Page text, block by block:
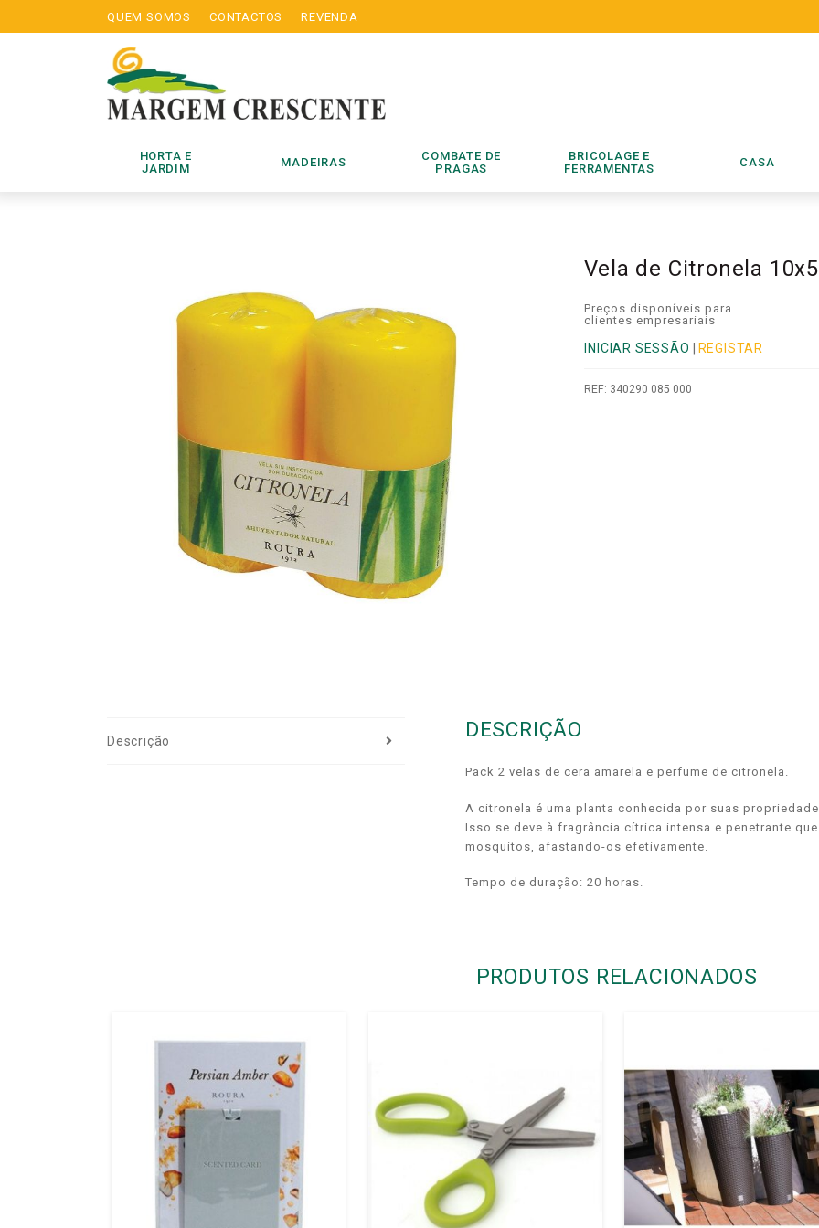
QUEM SOMOS CONTACTOS REVENDA
HORTA E
JARDIM
MADEIRAS
COMBATE DE
PRAGAS
BRICOLAGE E
FERRAMENTAS
CASA
Vela de Citronela
Preços disponíveis para
clientes empresariais
INICIAR SESSÃO REGISTAR
REF: 340290 085 000
Descrição DESCRIÇÃO
Pack 2 velas de cera amarela e perfume de citronela.
A citronela é uma planta conhecida por suas
Isso se deve à fragrância cítrica intensa e penetrante
mosquitos, afastando-os efetivamente.
Tempo de duração: 20 horas.
PRODUTOS RELACIONADOS